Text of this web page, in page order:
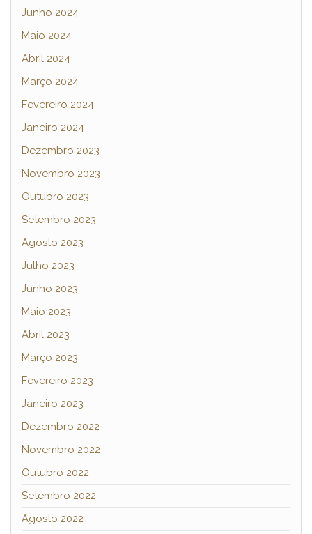
Junho 2024
Maio 2024
Abril 2024
Março 2024
Fevereiro 2024
Janeiro 2024
Dezembro 2023
Novembro 2023
Outubro 2023
Setembro 2023
Agosto 2023
Julho 2023
Junho 2023
Maio 2023
Abril 2023
Março 2023
Fevereiro 2023
Janeiro 2023
Dezembro 2022
Novembro 2022
Outubro 2022
Setembro 2022
Agosto 2022